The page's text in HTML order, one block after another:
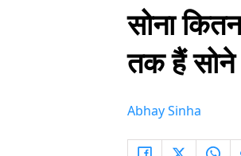
सोना
तक हैं
Abhay Sinha